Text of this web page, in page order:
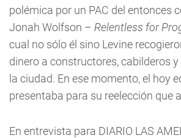
polémica por un PAC del entonces
Jonah Wolfson – Relentless for
cual no sólo él sino Levine
dinero a constructores, cabilderos
la ciudad. En ese momento, el hoy
presentaba para su reelección que
En entrevista para DIARIO LAS